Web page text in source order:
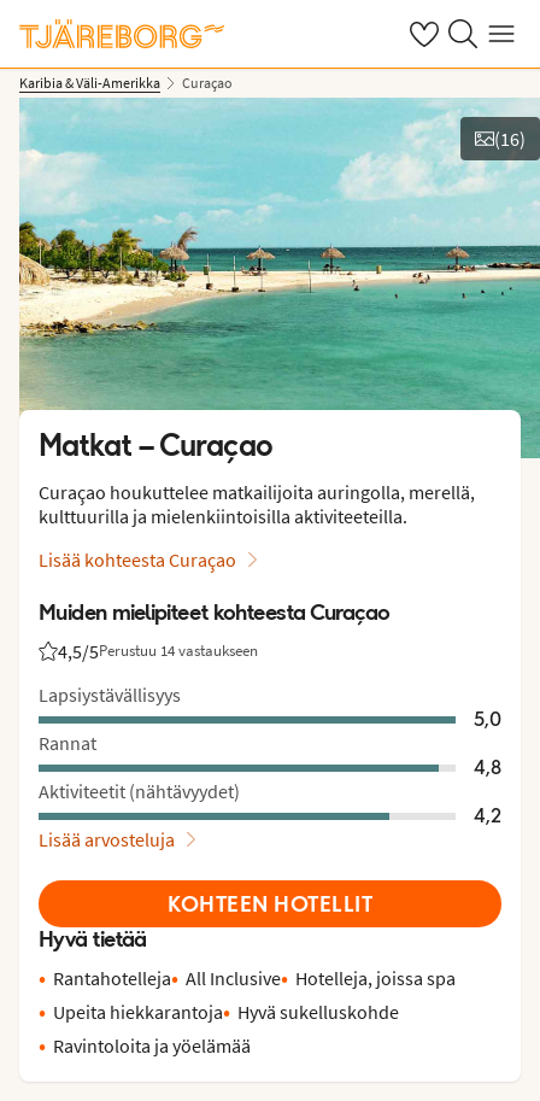
OmatHaku Valikko
Karibia & Väli-Amerikka Curaçao
Näytä kuvia
(16)
Matkat –Curaçao
Curaçao houkuttelee matkailijoita auringolla, merellä,
kulttuurilla ja mielenkiintoisilla aktiviteeteilla.
Lisää kohteesta Curaçao
Muiden mielipiteet kohteesta Curaçao
4,5/5Perustuu 14 vastaukseen
Asiakkaidemme arviot: 4.5/5
Lapsiystävällisyys
5,0
Rannat
4,8
Aktiviteetit (nähtävyydet)
4,2
Lisää arvosteluja
KOHTEEN HOTELLIT
Hyvä tietää
Rantahotelleja All Inclusive
Hotelleja, joissa spa
Upeita hiekkarantoja
Hyvä sukelluskohde
Ravintoloita ja yöelämää